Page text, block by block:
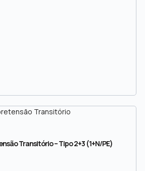
Transitório – Tipo 2+3 (1+N/PE)